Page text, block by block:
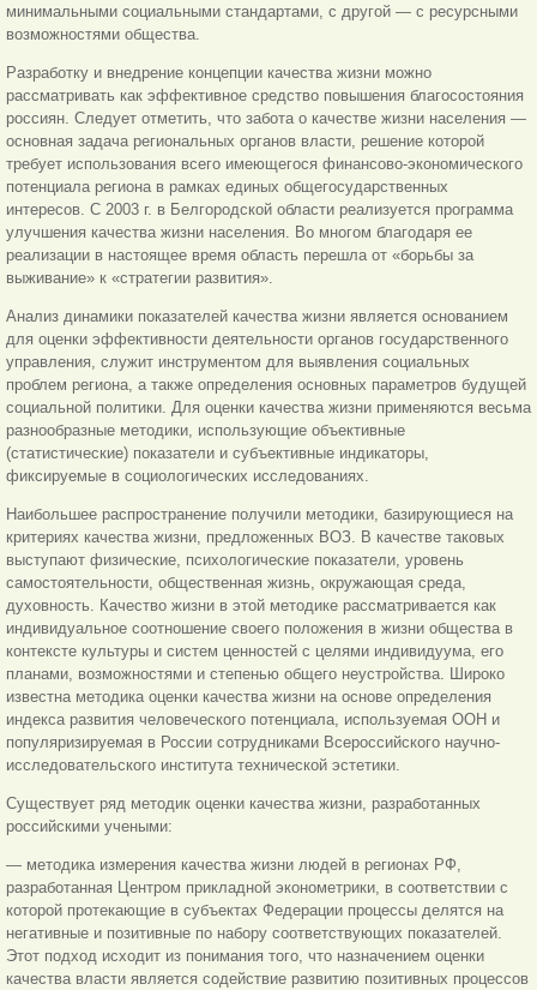
минимальными социальными стандартами, с другой — с ресурсными
возможностями общества.
Разработку и внедрение концепции качества жизни можно
рассматривать как эффективное средство повышения благосостояния
россиян. Следует отметить, что забота о качестве жизни населения —
основная задача региональных органов власти, решение которой
требует использования всего имеющегося финансово-экономического
потенциала региона в рамках единых общегосударственных
интересов. С 2003 г. в Белгородской области реализуется программа
улучшения качества жизни населения. Во многом благодаря ее
реализации в настоящее время область перешла от «борьбы за
выживание» к «стратегии развития».
Анализ динамики показателей качества жизни является основанием
для оценки эффективности деятельности органов государственного
управления, служит инструментом для выявления социальных
проблем региона, а также определения основных параметров будущей
социальной политики. Для оценки качества жизни применяются весьма
разнообразные методики, использующие объективные
(статистические) показатели и субъективные индикаторы,
фиксируемые в социологических исследованиях.
Наибольшее распространение получили методики, базирующиеся на
критериях качества жизни, предложенных ВОЗ. В качестве таковых
выступают физические, психологические показатели, уровень
самостоятельности, общественная жизнь, окружающая среда,
духовность. Качество жизни в этой методике рассматривается как
индивидуальное соотношение своего положения в жизни общества в
контексте культуры и систем ценностей с целями индивидуума, его
планами, возможностями и степенью общего неустройства. Широко
известна методика оценки качества жизни на основе определения
индекса развития человеческого потенциала, используемая ООН и
популяризируемая в России сотрудниками Всероссийского научно-
исследовательского института технической эстетики.
Существует ряд методик оценки качества жизни, разработанных
российскими учеными:
— методика измерения качества жизни людей в регионах РФ,
разработанная Центром прикладной эконометрики, в соответствии с
которой протекающие в субъектах Федерации процессы делятся на
негативные и позитивные по набору соответствующих показателей.
Этот подход исходит из понимания того, что назначением оценки
качества власти является содействие развитию позитивных процессов